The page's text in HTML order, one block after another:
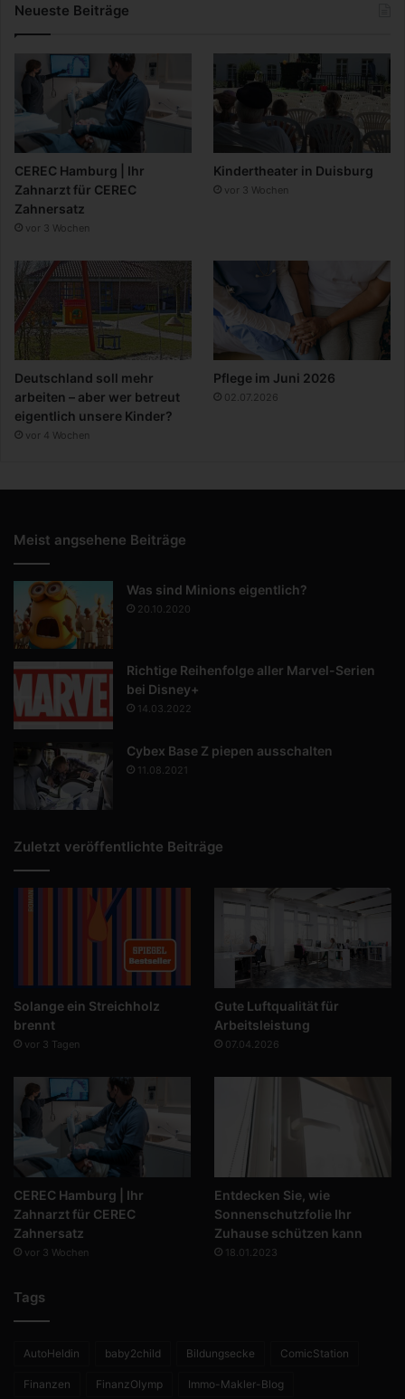
Neueste Beiträge
CEREC Hamburg | Ihr
Zahnarzt für CEREC
Zahnersatz
vor 3 Wochen
Kindertheater in Duisburg
vor 3 Wochen
Deutschland soll mehr
arbeiten – aber wer betreut
eigentlich unsere Kinder?
vor 4 Wochen
Pflege im Juni 2026
02.07.2026
Meist angsehene Beiträge
Was sind Minions eigentlich?
20.10.2020
Richtige Reihenfolge aller Marvel-Serien
bei Disney+
14.03.2022
Cybex Base Z piepen ausschalten
11.08.2021
Zuletzt veröffentlichte Beiträge
Solange ein Streichholz
brennt
vor 3 Tagen
Gute Luftqualität für
Arbeitsleistung
07.04.2026
CEREC Hamburg | Ihr
Zahnarzt für CEREC
Zahnersatz
vor 3 Wochen
Entdecken Sie, wie
Sonnenschutzfolie Ihr
Zuhause schützen kann
18.01.2023
Tags
AutoHeldin baby2child Bildungsecke ComicStation
Finanzen FinanzOlymp Immo-Makler-Blog